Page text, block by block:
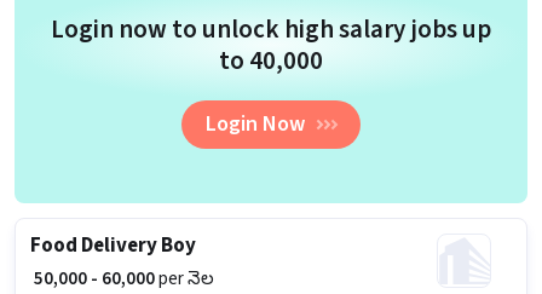
Login now to unlock high salary jobs up
to ₹40,000
Login Now
Food Delivery Boy
₹ 50,000 - 60,000per నెల